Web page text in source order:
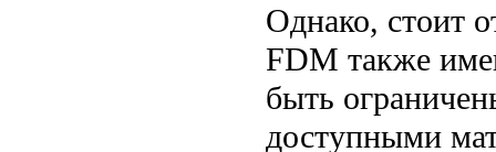
Однако, стоит
FDM также
быть
доступными